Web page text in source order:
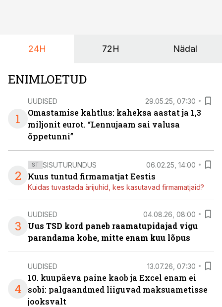
24H 72H Nädal
ENIMLOETUD
1
UUDISED 29.05.25, 07:30
Omastamise kahtlus: kaheksa aastat ja 1,3
miljonit eurot. “Lennujaam sai valusa
õppetunni”
2
ST SISUTURUNDUS 06.02.25, 14:00
Kuus tuntud firmamatjat Eestis
Kuidas tuvastada ärijuhid, kes kasutavad firmamatjaid?
3
UUDISED 04.08.26, 08:00
Uus TSD kord paneb raamatupidajad vigu
parandama kohe, mitte enam kuu lõpus
4
UUDISED 13.07.26, 07:30
10. kuupäeva paine kaob ja Excel enam ei
sobi: palgaandmed liiguvad maksuametisse
jooksvalt